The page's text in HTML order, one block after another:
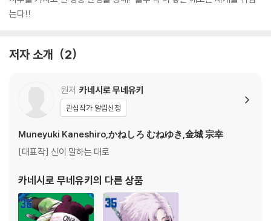
는다!!
저자 소개 2
원저 카네시로 무네유키
관심작가 알림신청
Muneyuki Kaneshiro,かねしろ むねゆき,金城 宗幸
[대표작] 신이 말하는 대로
카네시로 무네유키 의 다른 상품